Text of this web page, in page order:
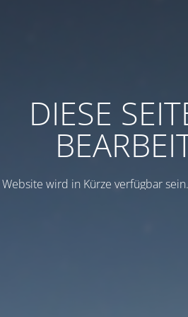
DIESE
wird in Kürze verfügbar